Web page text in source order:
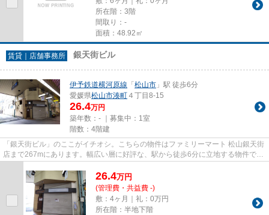
所在階：3階
間取り：-
面積：48.92㎡
賃貸｜店舗事務所 銀天街ビル
伊予鉄道横河原線 「 松山市 」駅 徒歩6分
愛媛県松山市湊町 ４丁目8-15
26.4万円
築年数：- ｜募集中： 1室
階数：4階建
「銀天街ビル」のここがイチオシ。こちらの物件はファミリーマート 松山銀天街
店まで267mにあります。幅広い層に好評な、駅から徒歩6分に立地する物件で
26.4万円
(管理費・共益費 -)
敷：4ヶ月｜礼：0万円
所在階：半地下階